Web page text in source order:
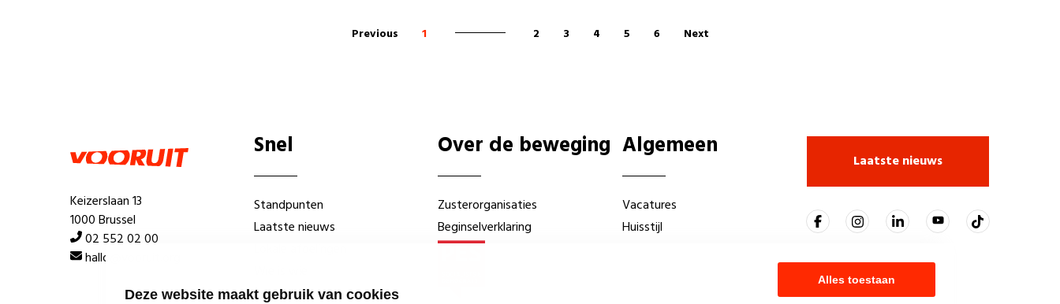
Deze website maakt gebruik van cookies
Alles toestaan
Previous 1 2 3 4 5 6 Next
Keizerslaan 13
1000 Brussel
02 552 02 00
hallo@vooruit.org
Snel
Standpunten
Laatste nieuws
Over de beweging
Zusterorganisaties
Beginselverklaring
Algemeen
Vacatures
Huisstijl
Laatste nieuws